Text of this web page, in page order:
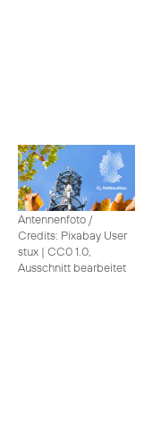
Antennenfoto /
Credits: Pixabay User
stux | CC0 1.0,
Ausschnitt bearbeitet